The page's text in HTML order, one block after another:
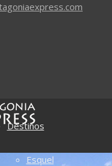
Destinos
Esquel